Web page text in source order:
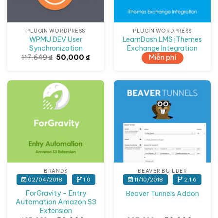
PLUGIN WORDPRESS
WPMU DEV User
Synchronization
117,649₫ Giá
gốc
50,000₫Giá
50,000 ₫.
PLUGIN WORDPRESS
LearnDash LMS iThemes
Exchange Integration
Miễn phí
BRANDS
02/04/2018 1.0
ForGravity – Entry
Automation Amazon S3
Extension
BEAVER BUILDER
11/10/2018 2.1.6
Beaver Tunnels Addon